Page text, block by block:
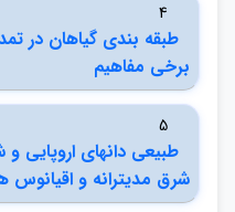
4
طبقه بندي گياهان در
برخي مفاهيم
5
طبيعي دانهاي اروپايي
شرق مديترانه و اقيانوس هند در